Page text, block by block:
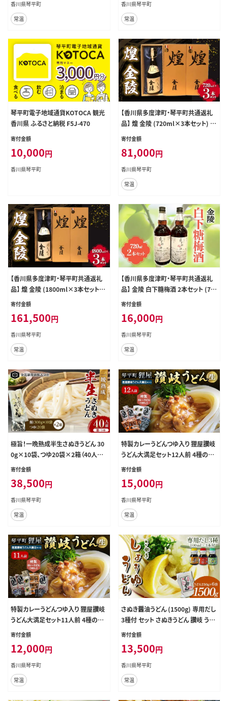
香川県琴平町
常温
香川県琴平町
常温
琴平町電子地域通貨KOTOCA 観光
香川県 ふるさと納税 F5J-470
寄付金額
10,000円
香川県琴平町
【香川県多度津町・琴平町共通返礼
品】 煌 金陵 (720ml×3本セット) 辛
口 日本酒 地酒 金陵 大吟醸 吟醸 晩
酌 ご当地 純米 純米酒 酒 お酒 アル
コール ギフト 贈り物 四国 F5J-890
寄付金額
81,000円
香川県琴平町
常温
【香川県多度津町・琴平町共通返礼
品】 煌 金陵 (1800ml×3本セット)
辛口 日本酒 地酒 金陵 大吟醸 吟醸
当地 晩酌 ギフト 贈り物 四国 F5J-8
91
寄付金額
161,500円
香川県琴平町
常温
【香川県多度津町・琴平町共通返礼
品】 金陵 白下糖梅酒 2本セット (72
0ml×2) 梅酒 果実酒 白下糖 梅 リ
セット ギフト 贈り物 四国 F5J-896
寄付金額
16,000円
香川県琴平町
常温
極旨！一晩熟成半生さぬきうどん 30
0g×10袋、つゆ20袋×2箱（40人前）
F5J-166
寄付金額
38,500円
香川県琴平町
常温
特製カレーうどんつゆ入り 狸屋讃岐
うどん大満足セット12人前 4種のつ
ゆ付き 詰合せ 生うどん カレー つゆ
うどん ご当地 グルメ 名産品 食品 四
国 F5J-201
寄付金額
15,000円
香川県琴平町
常温
特製カレーうどんつゆ入り 狸屋讃岐
うどん大満足セット11人前 4種のつ
ゆ付き 詰合せ 生うどん カレー つゆ
うどん ご当地 グルメ 名産品 食品 四
国 F5J-202
寄付金額
12,000円
香川県琴平町
常温
さぬき醤油うどん (1500g) 専用だし
3種付 セット さぬきうどん 讃岐 うど
ん ぶっかけ 釜揚げ 釜玉 だし だし
国 F5J-333
寄付金額
13,500円
香川県琴平町
常温